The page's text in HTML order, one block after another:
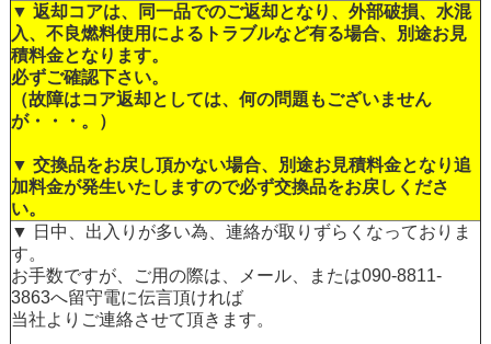
▼ 返却コアは、同一品でのご返却となり、外部破損、水混
入、不良燃料使用によるトラブルなど有る場合、別途お見
積料金となります。
必ずご確認下さい。
（故障はコア返却としては、何の問題もございません
が・・・。）
▼ 交換品をお戻し頂かない場合、別途お見積料金となり追
加料金が発生いたしますので必ず交換品をお戻しくださ
い。
▼ 日中、出入りが多い為、連絡が取りずらくなっておりま
す。
お手数ですが、ご用の際は、メール、または090-8811-
3863へ留守電に伝言頂ければ
当社よりご連絡させて頂きます。